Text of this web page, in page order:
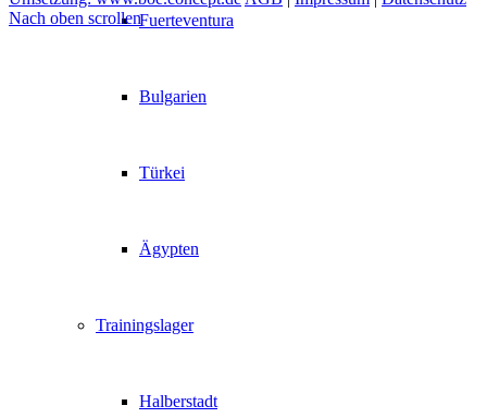
Fuerteventura
Bulgarien
Türkei
Ägypten
Trainingslager
Halberstadt
Nach oben scrollen